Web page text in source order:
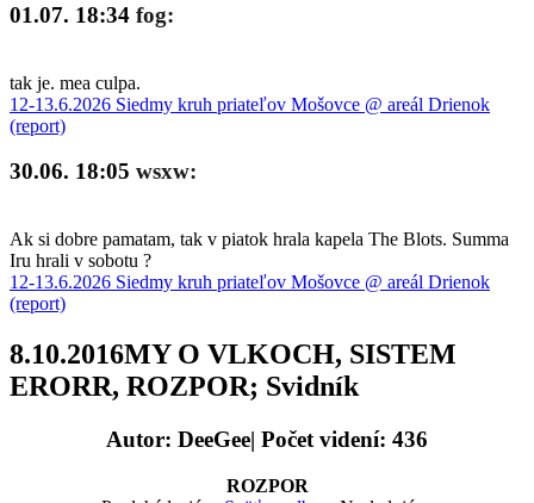
01.07. 18:34 fog:
tak je. mea culpa.
12-13.6.2026 Siedmy kruh priateľov Mošovce @ areál Drienok
(report)
30.06. 18:05 wsxw:
Ak si dobre pamatam, tak v piatok hrala kapela The Blots. Summa
Iru hrali v sobotu ?
12-13.6.2026 Siedmy kruh priateľov Mošovce @ areál Drienok
(report)
8.10.2016MY O VLKOCH, SISTEM
ERORR, ROZPOR; Svidník
Autor: DeeGee| Počet videní: 436
ROZPOR